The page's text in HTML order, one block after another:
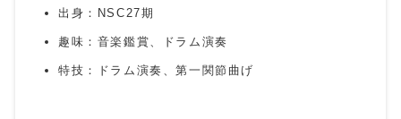
出身：NSC27期
趣味：音楽鑑賞、ドラム演奏
特技：ドラム演奏、第一関節曲げ